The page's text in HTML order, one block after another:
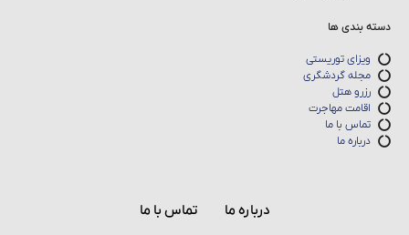
دسته بندی ها
ویزای توریستی
مجله گردشگری
رزرو هتل
اقامت مهاجرت
تماس با ما
درباره ما
درباره ما تماس با ما